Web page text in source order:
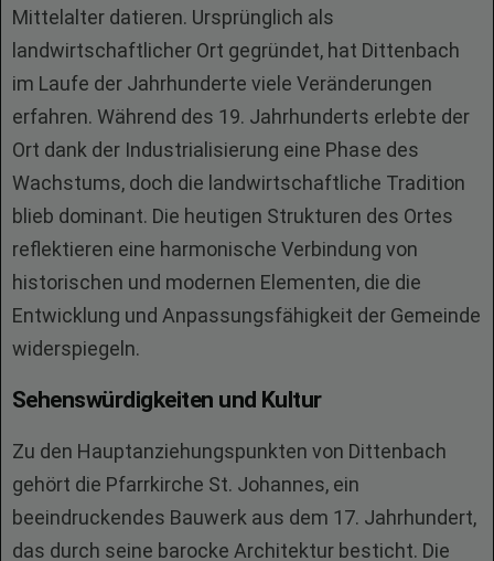
Mittelalter datieren. Ursprünglich als
landwirtschaftlicher Ort gegründet, hat Dittenbach
im Laufe der Jahrhunderte viele Veränderungen
erfahren. Während des 19. Jahrhunderts erlebte der
Ort dank der Industrialisierung eine Phase des
Wachstums, doch die landwirtschaftliche Tradition
blieb dominant. Die heutigen Strukturen des Ortes
reflektieren eine harmonische Verbindung von
historischen und modernen Elementen, die die
Entwicklung und Anpassungsfähigkeit der Gemeinde
widerspiegeln.
Sehenswürdigkeiten und Kultur
Zu den Hauptanziehungspunkten von Dittenbach
gehört die Pfarrkirche St. Johannes, ein
beeindruckendes Bauwerk aus dem 17. Jahrhundert,
das durch seine barocke Architektur besticht. Die